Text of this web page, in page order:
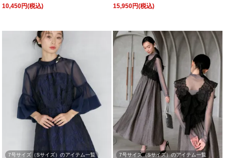
ト「CJK1672」
10,450円(税込)
ャミドレス「U1702」/ 結婚式・披露宴・二
15,950円(税込)
7号サイズ（Sサイズ）のアイテム一覧 7号サイズ（Sサイズ）のアイテム一覧